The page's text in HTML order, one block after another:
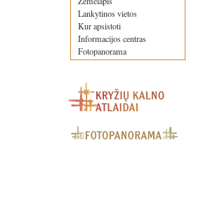
Lankytinos vietos
Kur apsistoti
Informacijos centras
Fotopanorama